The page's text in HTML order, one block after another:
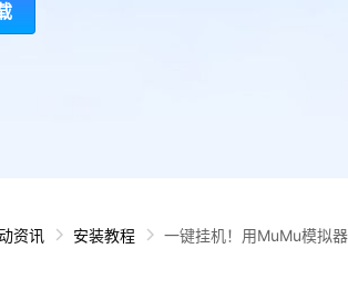
资讯 安装教程 一键挂机！用MuMu模拟